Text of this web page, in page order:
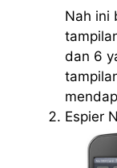
Nah ini
dan 6
Espier